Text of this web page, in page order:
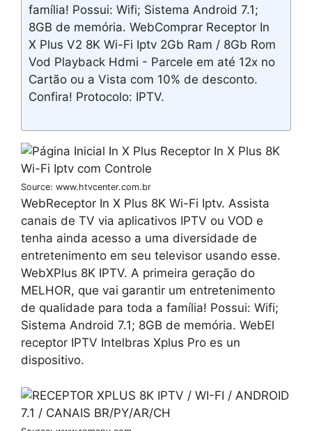
família! Possui: Wifi; Sistema Android 7.1;
8GB de memória. WebComprar Receptor In
X Plus V2 8K Wi-Fi Iptv 2Gb Ram / 8Gb Rom
Vod Playback Hdmi - Parcele em até 12x no
Cartão ou a Vista com 10% de desconto.
Confira! Protocolo: IPTV.
Source: www.htvcenter.com.br
WebReceptor In X Plus 8K Wi-Fi Iptv. Assista
canais de TV via aplicativos IPTV ou VOD e
tenha ainda acesso a uma diversidade de
entretenimento em seu televisor usando esse.
WebXPlus 8K IPTV. A primeira geração do
MELHOR, que vai garantir um entretenimento
de qualidade para toda a família! Possui: Wifi;
Sistema Android 7.1; 8GB de memória. WebEl
receptor IPTV Intelbras Xplus Pro es un
dispositivo.